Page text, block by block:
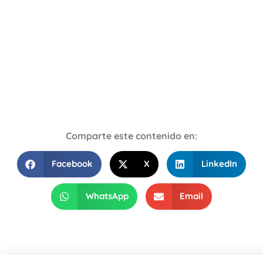
Comparte este contenido en:
Facebook X LinkedIn
WhatsApp Email